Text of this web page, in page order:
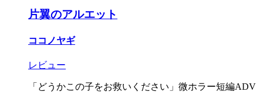
片翼のアルエット
ココノヤギ
レビュー
「どうかこの子をお救いください」微ホラー短編ADV